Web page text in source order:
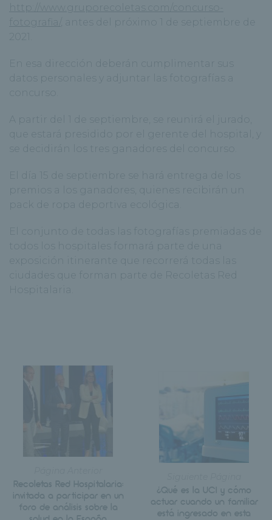
http://www.gruporecoletas.com/concurso-
fotografia/
, antes del próximo 1 de septiembre de
2021.
En esa dirección deberán cumplimentar sus
datos personales y adjuntar las fotografías a
A partir del 1 de septiembre, se reunirá el jurado,
que estará presidido por el gerente del hospital, y
se decidirán los tres ganadores del concurso.
El día 15 de septiembre se hará entrega de los
premios a los ganadores, quienes recibirán un
pack de ropa deportiva ecológica.
El conjunto de todas las fotografías premiadas de
todos los hospitales formará parte de una
exposición itinerante que recorrerá todas las
ciudades que forman parte de Recoletas Red
Hospitalaria.
Recoletas Red Hospitalaria:
invitada a participar en un
foro de análisis sobre la
¿Qué es la UCI y cómo
actuar cuando un familiar
está ingresado en esta